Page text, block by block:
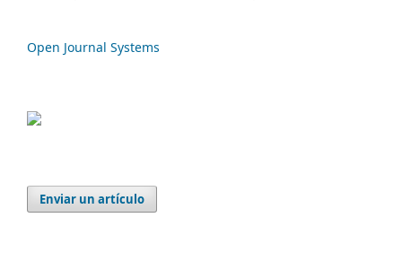
Open Journal Systems
Enviar un artículo